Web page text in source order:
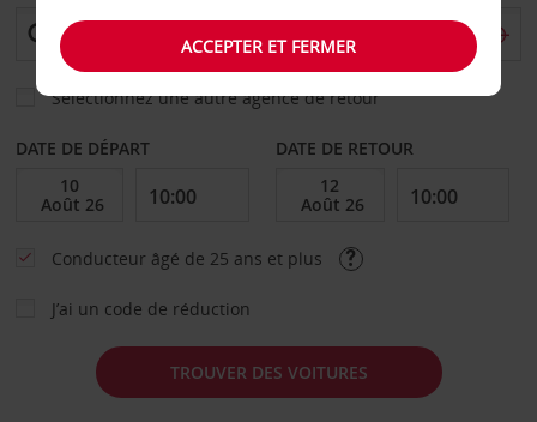
Sélectionnez une autre agence de retour
DATE DE DÉPART DATE DE RETOUR
Conducteur âgé de 25 ans et plus
J’ai un code de réduction
TROUVER DES VOITURES
ACCEPTER ET FERMER